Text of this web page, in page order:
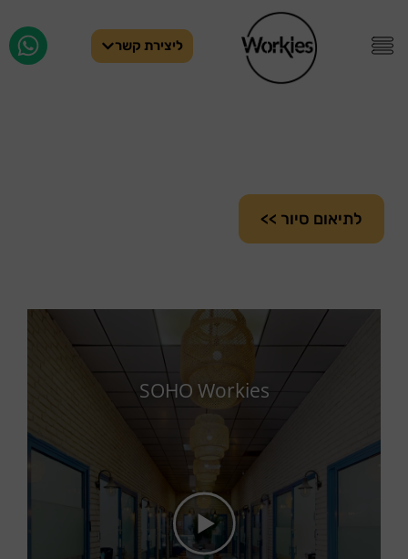
ליצירת קשר
לתיאום סיור >>